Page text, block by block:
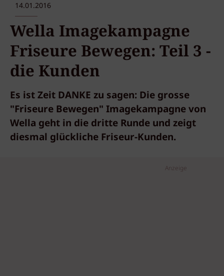
14.01.2016
Wella Imagekampagne
Friseure Bewegen: Teil 3 -
die Kunden
Es ist Zeit DANKE zu sagen: Die grosse
"Friseure Bewegen" Imagekampagne von
Wella geht in die dritte Runde und zeigt
diesmal glückliche Friseur-Kunden.
Anzeige